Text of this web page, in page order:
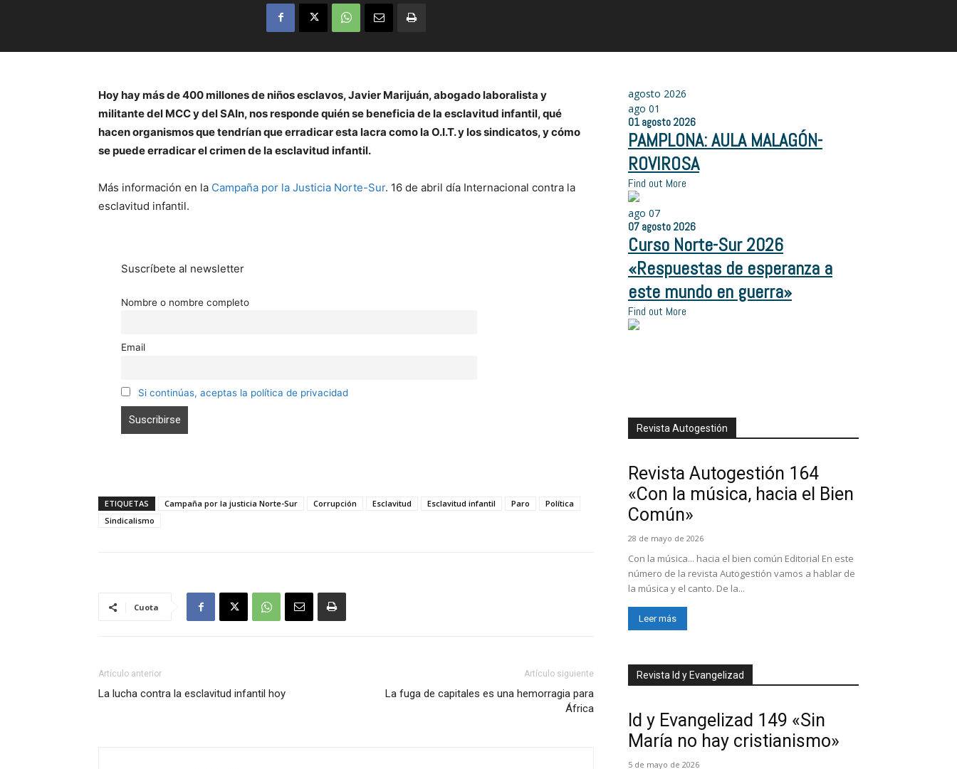
Hoy hay más de 400 millones de niños esclavos, Javier Marijuán, abogado laboralista y
militante del MCC y del SAIn, nos responde quién se beneficia de la esclavitud infantil, qué
hacen organismos que tendrían que erradicar esta lacra como la O.I.T. y los sindicatos, y cómo
se puede erradicar el crimen de la esclavitud infantil.
Más información en la Campaña por la Justicia Norte-Sur. 16 de abril día Internacional contra la
esclavitud infantil.
Suscríbete al newsletter
Nombre o nombre completo
Email
Si continúas, aceptas la política de privacidad
ETIQUETAS Campaña por la justicia Norte-Sur Corrupción Esclavitud Esclavitud infantil Paro
Política
Sindicalismo
Cuota
Artículo anterior
La lucha contra la esclavitud infantil hoy
Artículo siguiente
La fuga de capitales es una hemorragia para
África
agosto 2026
ago 01
01 agosto 2026
PAMPLONA: AULA MALAGÓN-
ROVIROSA
Find out More
ago 07
07 agosto 2026
Curso Norte-Sur 2026
«Respuestas de esperanza a
este mundo en guerra»
Find out More
Revista Autogestión
Revista Autogestión 164
«Con la música, hacia el Bien
Común»
28 de mayo de 2026
Con la música... hacia el bien común Editorial En este
número de la revista Autogestión vamos a hablar de
la música y el canto. De la...
Leer más
Revista Id y Evangelizad
Id y Evangelizad 149 «Sin
María no hay cristianismo»
5 de mayo de 2026